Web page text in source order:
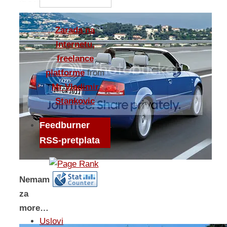
Nemam
za
more…
Zarada na
Internetu,
freelance
platforme from
Mr Vladimir
Stankovic
Feedburner
RSS-pretplata
Uslovi